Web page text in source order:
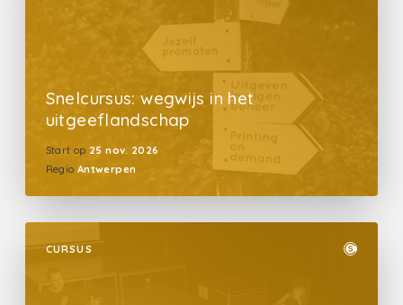
Snelcursus: wegwijs in het
uitgeeflandschap
Start op 25 nov. 2026
Regio Antwerpen
CURSUS